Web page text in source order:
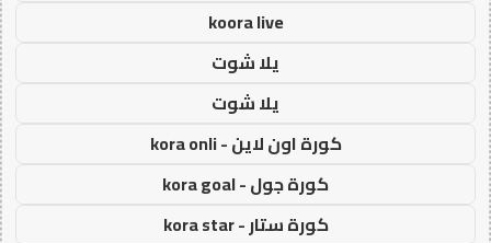
koora live
يلا شوت
يلا شوت
كورة اون لاين - kora onli
كورة جول - kora goal
كورة ستار - kora star